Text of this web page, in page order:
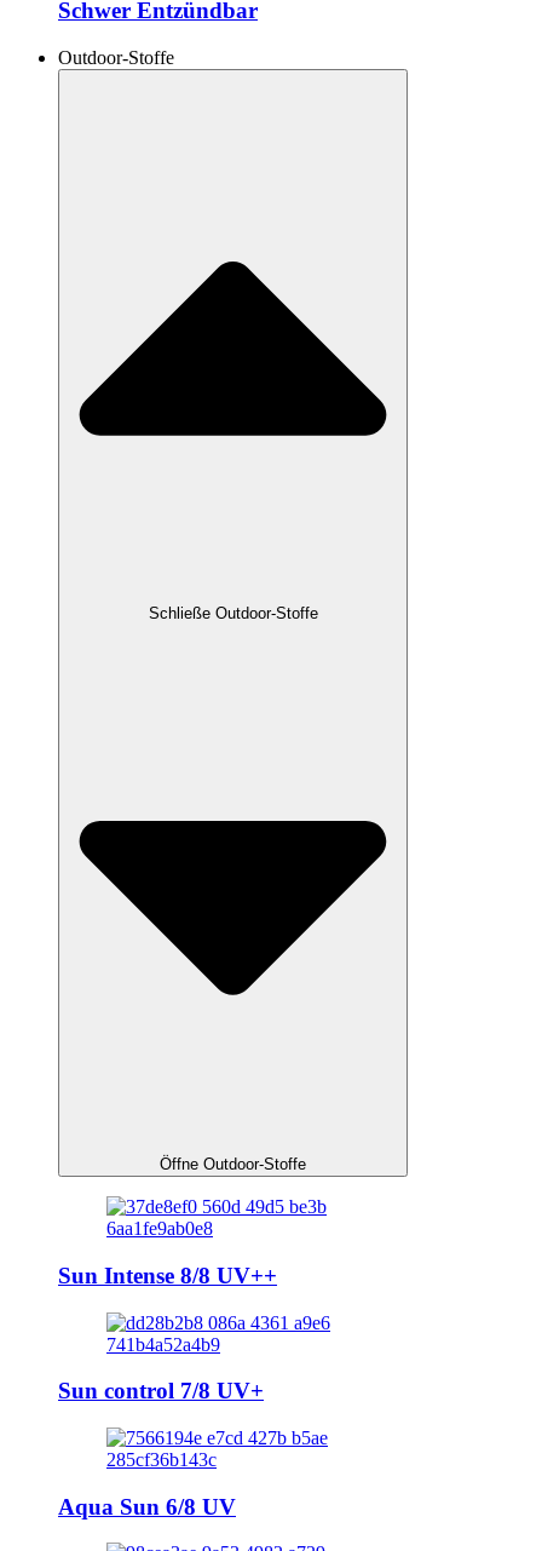
Schwer Entzündbar
Outdoor-Stoffe
Schließe Outdoor-Stoffe
Öffne Outdoor-Stoffe
Sun Intense 8/8 UV++
Sun control 7/8 UV+
Aqua Sun 6/8 UV